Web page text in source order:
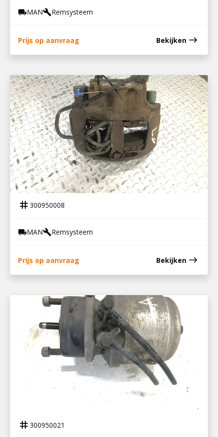
local_shippingMANbuildRemsysteem
Prijs op aanvraag Bekijken east
300950008
REMKLAUW LV
tag 300950008
local_shippingMANbuildRemsysteem
Prijs op aanvraag Bekijken east
REMBOOSTER RA 16/24
tag 300950021